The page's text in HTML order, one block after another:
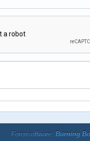
Forensoftware: Burning